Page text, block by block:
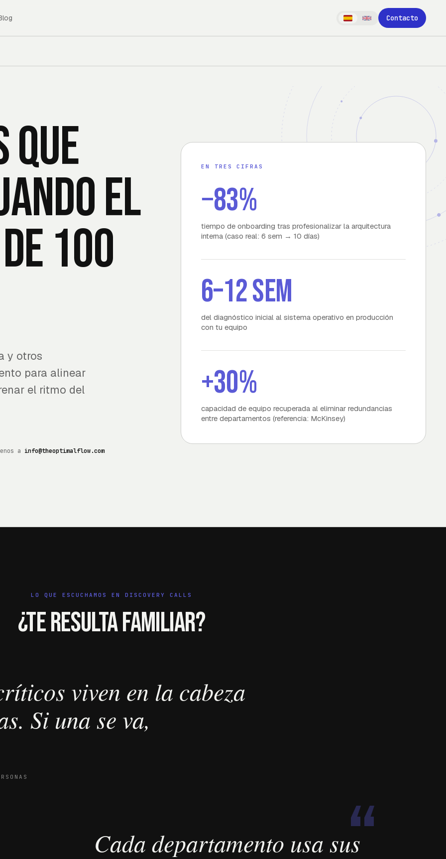
Contacto
que
el
100
y otros
para alinear
el ritmo del
a info@theoptimalflow.com
EN TRES CIFRAS
−83%
tiempo de onboarding tras profesionalizar la arquitectura
interna (caso real: 6 sem → 10 días)
6–12 sem
del diagnóstico inicial al sistema operativo en producción
con tu equipo
+30%
capacidad de equipo recuperada al eliminar redundancias
entre departamentos (referencia: McKinsey)
LO QUE ESCUCHAMOS EN DISCOVERY CALLS
¿Te resulta familiar?
viven en la cabeza
Si una se va,
Cada departamento usa sus